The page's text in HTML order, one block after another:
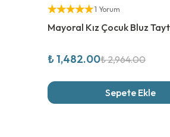
Yetkili Satıcı
1 Yorum
Mayoral Kız Çocuk Bluz
₺ 1,482.00₺ 2,964.00
Sepete Ekle